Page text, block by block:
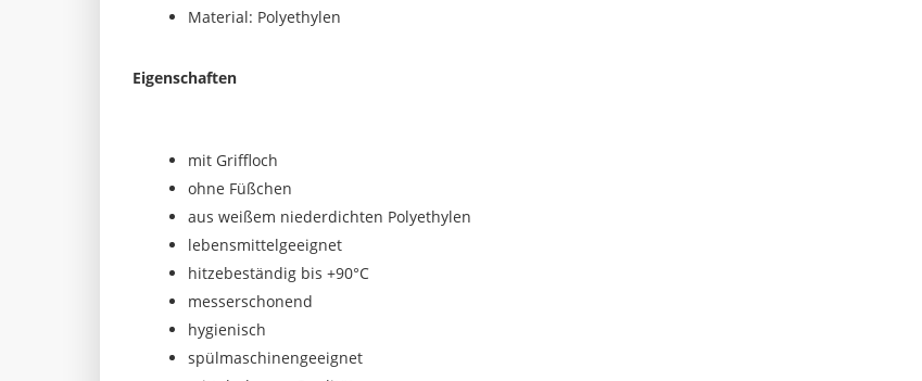
Material: Polyethylen
Eigenschaften
mit Griffloch
ohne Füßchen
aus weißem niederdichten Polyethylen
lebensmittelgeeignet
hitzebeständig bis +90°C
messerschonend
hygienisch
spülmaschinengeeignet